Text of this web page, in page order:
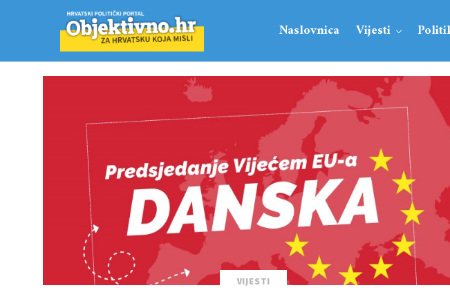
Naslovnica Vijesti
VIJESTI